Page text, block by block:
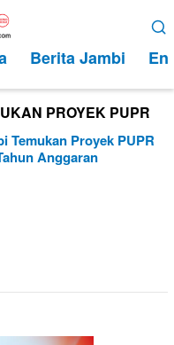
Berita Jambi
PROYEK PUPR
Temukan Proyek PUPR
Anggaran